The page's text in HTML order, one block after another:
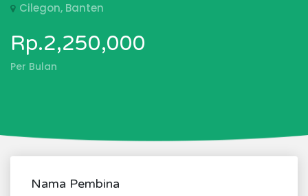
Cilegon, Banten
Rp.2,250,000
Per Bulan
Nama Pembina